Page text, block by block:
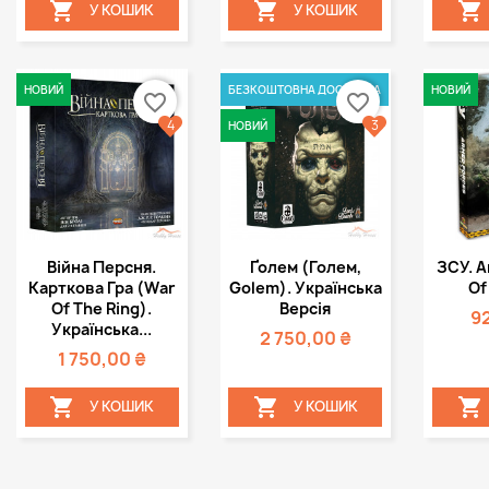
 У КОШИК  У КОШИК 
Швидкий
перегляд
Війна Персня.
Карткова Гра (War
Of The Ring).
Українська...
1 750,00 ₴
НОВИЙ
 У КОШИК
favorite_border
4
Швидкий
перегляд
Ґолем (Голем,
Golem). Українська
Версія
2 750,00 ₴
БЕЗКОШТОВНА ДОСТАВКА
НОВИЙ
 У КОШИК
favorite_border
3

ЗСУ.
НОВИЙ
